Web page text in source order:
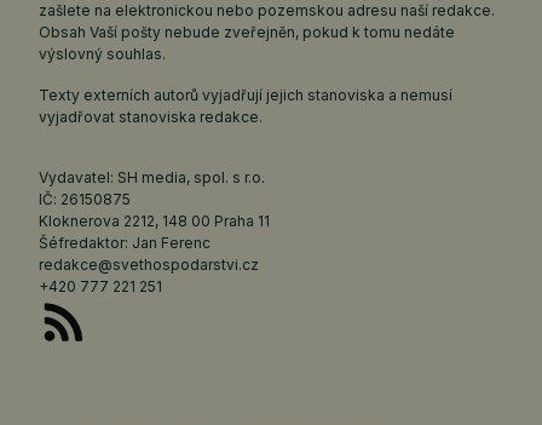
zašlete na elektronickou nebo pozemskou adresu naší redakce.
Obsah Vaší pošty nebude zveřejněn, pokud k tomu nedáte
výslovný souhlas.
Texty externích autorů vyjadřují jejich stanoviska a nemusí
vyjadřovat stanoviska redakce.
Vydavatel: SH media, spol. s r.o.
IČ: 26150875
Kloknerova 2212, 148 00 Praha 11
Šéfredaktor: Jan Ferenc
redakce@svethospodarstvi.cz
+420 777 221 251